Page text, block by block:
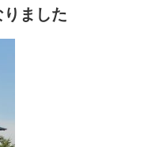
ました